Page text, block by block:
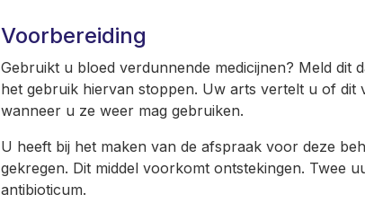
Voorbereiding
Gebruikt u bloed verdunnende medicijnen? Meld dit
het gebruik hiervan stoppen. Uw arts vertelt u of
wanneer u ze weer mag gebruiken.
U heeft bij het maken van de afspraak voor deze
gekregen. Dit middel voorkomt ontstekingen. Twee
antibioticum.